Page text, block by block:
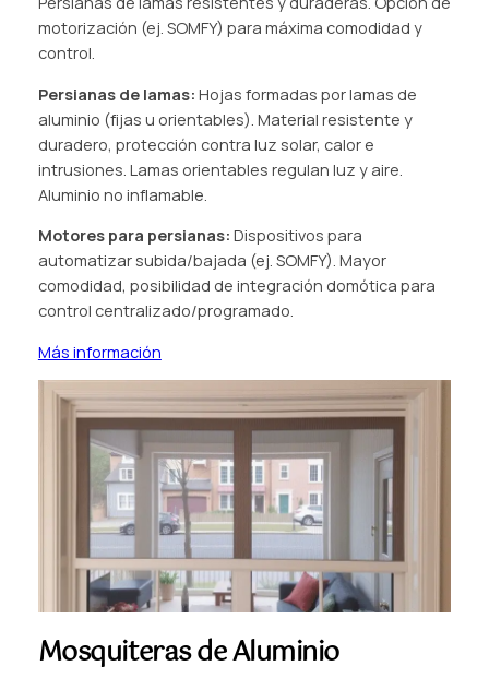
motorización (ej. SOMFY) para máxima comodidad y
control.
Persianas de lamas: Hojas formadas por lamas de
aluminio (fijas u orientables). Material resistente y
duradero, protección contra luz solar, calor e
intrusiones. Lamas orientables regulan luz y aire.
Aluminio no inflamable.
Motores para persianas: Dispositivos para
automatizar subida/bajada (ej. SOMFY). Mayor
comodidad, posibilidad de integración domótica para
control centralizado/programado.
Más información
Mosquiteras de Aluminio